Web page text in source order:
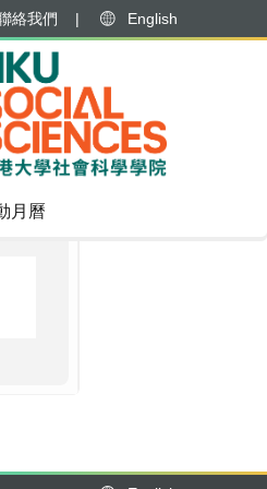
絡我們 | English
月曆